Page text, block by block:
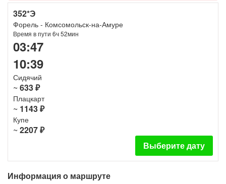
352*Э
Форель - Комсомольск-на-Амуре
Время в пути 6ч 52мин
03:47
10:39
Сидячий
~ 633 ₽
Плацкарт
~ 1143 ₽
Купе
~ 2207 ₽
Выберите дату
Информация о маршруте